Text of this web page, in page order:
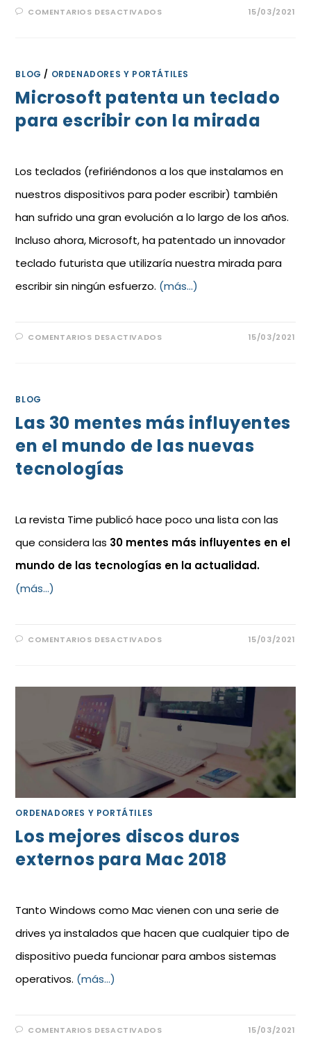
COMENTARIOS DESACTIVADOS 15/03/2021
BLOG / ORDENADORES Y PORTÁTILES
Microsoft patenta un teclado
para escribir con la mirada
Los teclados (refiriéndonos a los que instalamos en
nuestros dispositivos para poder escribir) también
han sufrido una gran evolución a lo largo de los años.
Incluso ahora, Microsoft, ha patentado un innovador
teclado futurista que utilizaría nuestra mirada para
escribir sin ningún esfuerzo. (más…)
COMENTARIOS DESACTIVADOS 15/03/2021
BLOG
Las 30 mentes más influyentes
en el mundo de las nuevas
tecnologías
La revista Time publicó hace poco una lista con las
que considera las 30 mentes más influyentes en el
mundo de las tecnologías en la actualidad.
(más…)
COMENTARIOS DESACTIVADOS 15/03/2021
ORDENADORES Y PORTÁTILES
Los mejores discos duros
externos para Mac 2018
Tanto Windows como Mac vienen con una serie de
drives ya instalados que hacen que cualquier tipo de
dispositivo pueda funcionar para ambos sistemas
operativos. (más…)
COMENTARIOS DESACTIVADOS 15/03/2021